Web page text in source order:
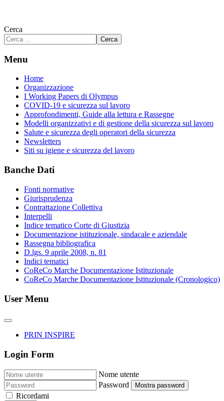
Cerca
Cerca
Menu
Home
Organizzazione
I Working Papers di Olympus
COVID-19 e sicurezza sul lavoro
Approfondimenti, Guide alla lettura e Rassegne
Modelli organizzativi e di gestione della sicurezza sul lavoro
Salute e sicurezza degli operatori della sicurezza
Newsletters
Siti su igiene e sicurezza del lavoro
Banche Dati
Fonti normative
Giurisprudenza
Contrattazione Collettiva
Interpelli
Indice tematico Corte di Giustizia
Documentazione istituzionale, sindacale e aziendale
Rassegna bibliografica
D.lgs. 9 aprile 2008, n. 81
Indici tematici
CoReCo Marche Documentazione Istituzionale
CoReCo Marche Documentazione Istituzionale (Cronologico)
User Menu
PRIN INSPIRE
Login Form
Nome utente
Password
Mostra password
Ricordami